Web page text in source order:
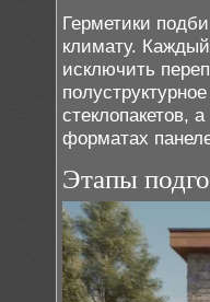
Герметики
климату.
исключить
стеклопакетов,
форматах
Этапы